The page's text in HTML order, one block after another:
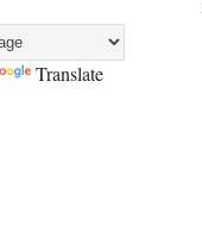
Translate